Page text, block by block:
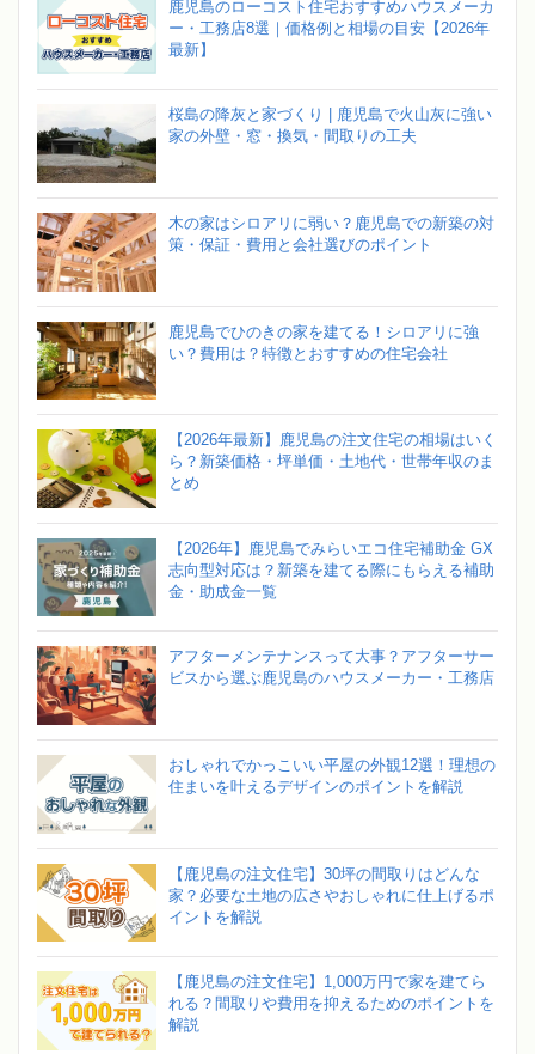
鹿児島のローコスト住宅おすすめハウスメーカ
ー・工務店8選｜価格例と相場の目安【2026年
最新】
桜島の降灰と家づくり | 鹿児島で火山灰に強い
家の外壁・窓・換気・間取りの工夫
木の家はシロアリに弱い？鹿児島での新築の対
策・保証・費用と会社選びのポイント
鹿児島でひのきの家を建てる！シロアリに強
い？費用は？特徴とおすすめの住宅会社
【2026年最新】鹿児島の注文住宅の相場はいく
ら？新築価格・坪単価・土地代・世帯年収のま
とめ
【2026年】鹿児島でみらいエコ住宅補助金 GX
志向型対応は？新築を建てる際にもらえる補助
金・助成金一覧
アフターメンテナンスって大事？アフターサー
ビスから選ぶ鹿児島のハウスメーカー・工務店
おしゃれでかっこいい平屋の外観12選！理想の
住まいを叶えるデザインのポイントを解説
【鹿児島の注文住宅】30坪の間取りはどんな
家？必要な土地の広さやおしゃれに仕上げるポ
イントを解説
【鹿児島の注文住宅】1,000万円で家を建てら
れる？間取りや費用を抑えるためのポイントを
解説